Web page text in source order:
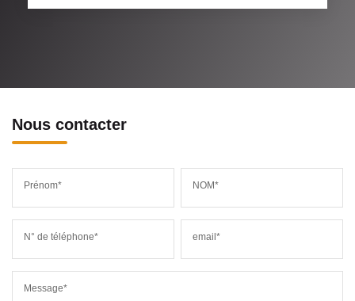
Nous contacter
Prénom* NOM*
N° de téléphone* email*
Message*